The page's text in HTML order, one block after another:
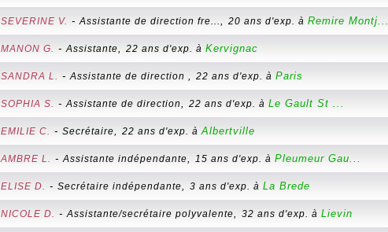
SEVERINE V. -Assistante de direction fre..., 20 ans d'exp. à Remire Montj...
MANON G. -Assistante, 22 ans d'exp. à Kervignac
SANDRA L. -Assistante de direction , 22 ans d'exp. à Paris
SOPHIA S. -Assistante de direction, 22 ans d'exp. à Le Gault St ...
EMILIE C. - Secrétaire, 22 ans d'exp. àAlbertville
AMBRE L. -Assistante indépendante, 15 ans d'exp. à Pleumeur Gau...
ELISE D. - Secrétaire indépendante, 3 ans d'exp. à La Brede
NICOLE D. -Assistante/secrétaire polyvalente, 32 ans d'exp. à Lievin